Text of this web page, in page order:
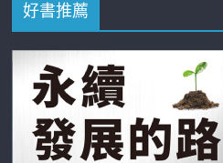
好書推薦